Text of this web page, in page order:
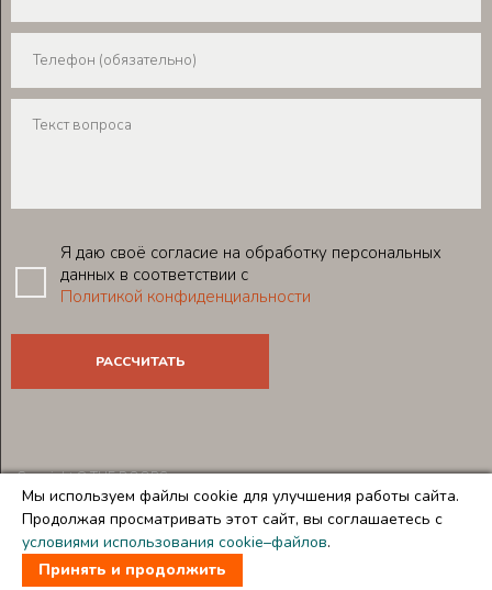
Я даю своё согласие на обработку персональных
данных в соответствии с
Политикой конфиденциальности
Copyright © THE DOORS
Создание и продвижение сайтовTeam-B
Правила использования сайта
Политика в отношении обработки персональных данных
Мы используем файлы cookie для улучшения работы сайта.
Продолжая просматривать этот сайт, вы соглашаетесь с
условиями использования cookie–файлов.
Принять и продолжить